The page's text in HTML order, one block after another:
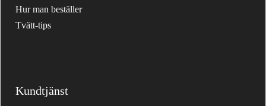
Hur man beställer
Tvätt-tips
Kundtjänst